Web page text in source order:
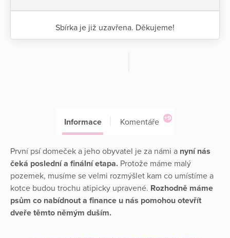
Sbírka je již uzavřena. Děkujeme!
Informace Komentáře +9
První psí domeček a jeho obyvatel je za námi a nyní nás
čeká poslední a finální etapa. Protože máme malý
pozemek, musíme se velmi rozmýšlet kam co umístíme a
kotce budou trochu atipicky upravené. Rozhodně máme
psům co nabídnout a finance u nás pomohou otevřít
dveře těmto němým duším.